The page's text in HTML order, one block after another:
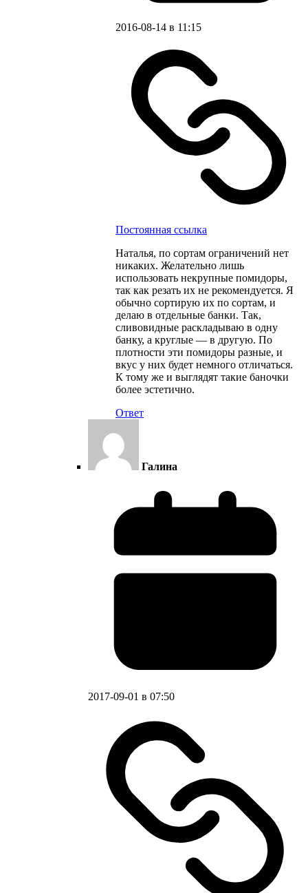
2016-08-14 в 11:15
Постоянная ссылка
Наталья, по сортам ограничений нет
никаких. Желательно лишь
использовать некрупные помидоры,
так как резать их не рекомендуется. Я
обычно сортирую их по сортам, и
делаю в отдельные банки. Так,
сливовидные раскладываю в одну
банку, а круглые — в другую. По
плотности эти помидоры разные, и
вкус у них будет немного отличаться.
К тому же и выглядят такие баночки
более эстетично.
Ответ
Галина
2017-09-01 в 07:50